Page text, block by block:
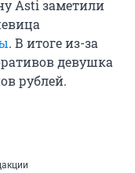
Asti заметили
. В итоге из-за
девушка
рублей.